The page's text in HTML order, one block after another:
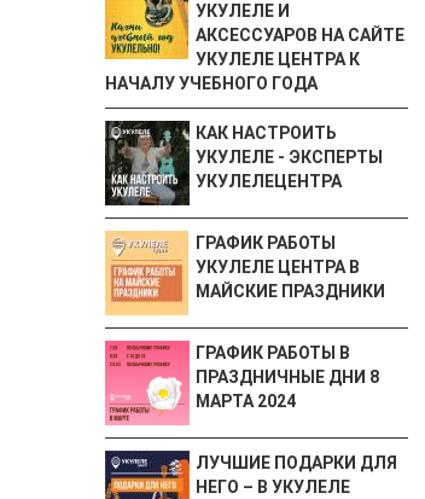
УКУЛЕЛЕ И
АКСЕССУАРОВ НА САЙТЕ
УКУЛЕЛЕ ЦЕНТРА К
НАЧАЛУ УЧЕБНОГО ГОДА
КАК НАСТРОИТЬ
УКУЛЕЛЕ - ЭКСПЕРТЫ
УКУЛЕЛЕЦЕНТРА
ГРАФИК РАБОТЫ
УКУЛЕЛЕ ЦЕНТРА В
МАЙСКИЕ ПРАЗДНИКИ
ГРАФИК РАБОТЫ В
ПРАЗДНИЧНЫЕ ДНИ 8
МАРТА 2024
ЛУЧШИЕ ПОДАРКИ ДЛЯ
НЕГО – В УКУЛЕЛЕ